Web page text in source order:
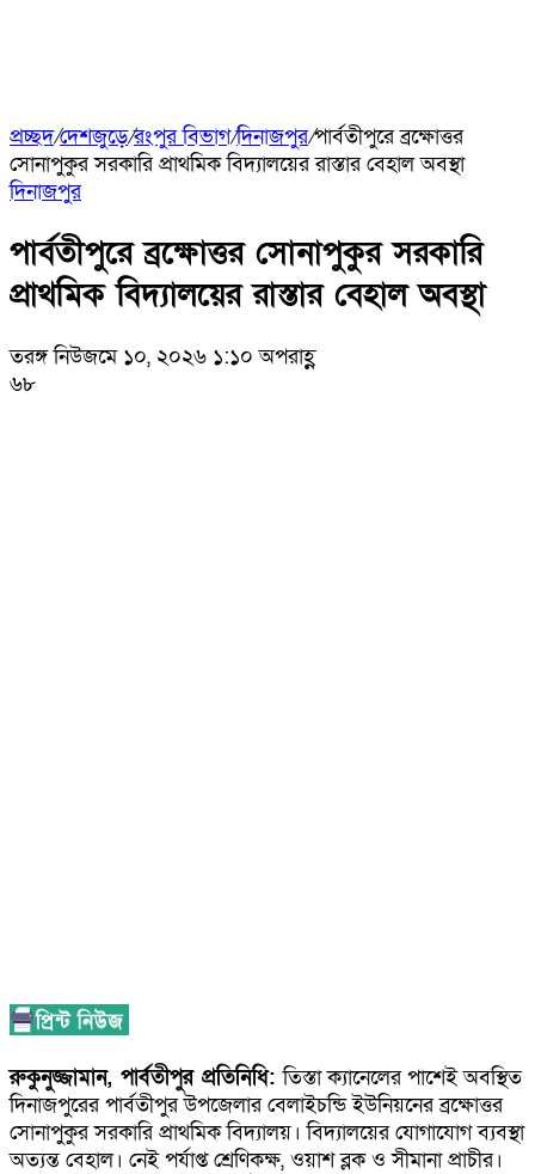
প্রচ্ছদ/দেশজুড়ে/রংপুর বিভাগ/দিনাজপুর/পার্বতীপুরে ব্রক্ষোত্তর
সোনাপুকুর সরকারি প্রাথমিক বিদ্যালয়ের রাস্তার বেহাল অবস্থা
দিনাজপুর
পার্বতীপুরে ব্রক্ষোত্তর সোনাপুকুর সরকারি
প্রাথমিক বিদ্যালয়ের রাস্তার বেহাল অবস্থা
তরঙ্গ নিউজমে ১০, ২০২৬ ১:১০ অপরাহ্ণ
৬৮
রুকুনুজ্জামান, পার্বতীপুর প্রতিনিধি:তিস্তা ক্যানেলের পাশেই অবস্থিত
দিনাজপুরের পার্বতীপুর উপজেলার বেলাইচন্ডি ইউনিয়নের ব্রক্ষোত্তর
সোনাপুকুর সরকারি প্রাথমিক বিদ্যালয়। বিদ্যালয়ের যোগাযোগ ব্যবস্থা
অত্যন্ত বেহাল। নেই পর্যাপ্ত শ্রেণিকক্ষ, ওয়াশ ব্লক ও সীমানা প্রাচীর।